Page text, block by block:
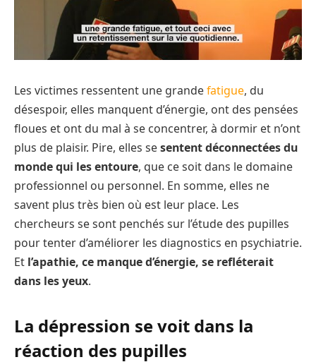
Les victimes ressentent une grandefatigue, du
désespoir, elles manquent d’énergie, ont des pensées
floues et ont du mal à se concentrer, à dormir et n’ont
plus de plaisir. Pire, elles sesentent déconnectées du
monde qui les entoure, que ce soit dans le domaine
professionnel ou personnel. En somme, elles ne
savent plus très bien où est leur place. Les
chercheurs se sont penchés sur l’étude des pupilles
pour tenter d’améliorer les diagnostics en psychiatrie.
Et l’apathie, ce manque d’énergie, se refléterait
dans les yeux.
La dépression se voit dans la
réaction des pupilles